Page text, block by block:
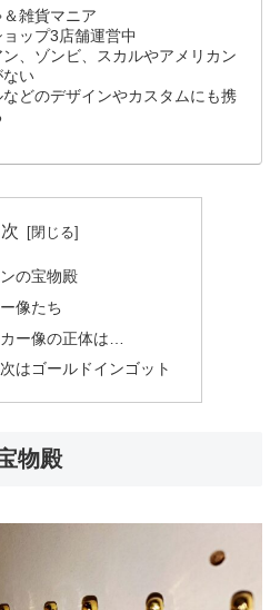
＆雑貨マニア
ョップ3店舗運営中
ン、ゾンビ、スカルやアメリカン
ない
などのデザインやカスタムにも携
の宝物殿
像たち
ー像の正体は…
はゴールドインゴット
物殿